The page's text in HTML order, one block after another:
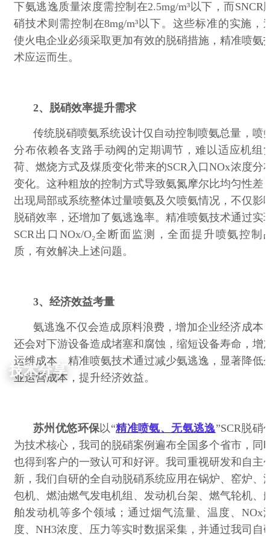
技术分享
下氨逃逸质量浓度需控制在2.5mg/m³ 以下，而SNCR
硝技术则需控制在8mg/m³ 以下。这些标准的实施，
使火电企业必须采取更加有效的脱硝措施，精准喷氨
术应运而生。
2、脱硝效率提升需求
传统脱硝喷氨系统设计仅自动控制喷氨总量，喷
分布依赖各支路手动阀的定期调节，难以适应机组
荷、燃烧方式及煤质变化带来的SCR入口NOx浓度分
变化。这种粗放的控制方式导致氨氮摩尔比均匀性差
出现局部或系统整体过量喷氨及欠喷氨情况，不仅影
脱硝效率，还增加了氨逃逸率。精准喷氨技术通过实
SCR出口 NOx/O₂全断面监测，全面提升喷氨控制
质，有效解决上述问题。
3、经济效益考量
氨逃逸不仅会造成原料浪费，增加企业经济成本
还会对下游设备造成堵塞和腐蚀，缩短设备寿命，增
运维成本。精准喷氨技术通过减少氨逃逸，显著降低
业运营成本，提升经济效益。
苏州优悠环保以“精准喷氨、无氨逃逸”SCR脱硝
为技术核心，我司的脱硝案例遍布全国多个省市，同
也得到客户的一致认可和好评。我司重视研发和自主
新，我们自研的全自动脱硝系统应用在锅炉、窑炉、
包机、燃油燃气发电机组、发动机台架、燃气轮机、
舶发动机等多个领域；通过烟气流量、温度、NOx
度、NH3浓度、压力等实时数据采集，并通过我司自